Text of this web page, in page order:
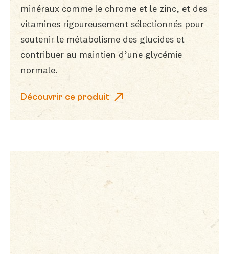
minéraux comme le chrome et le zinc, et des
vitamines rigoureusement sélectionnés pour
soutenir le métabolisme des glucides et
contribuer au maintien d’une glycémie
normale.
Découvrir ce produit